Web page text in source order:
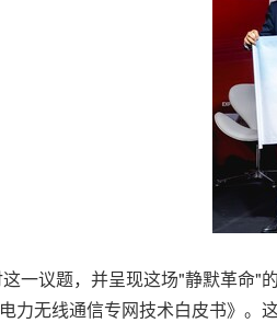
一议题，并呈现这场"静默革命"
力无线通信专网技术白皮书》